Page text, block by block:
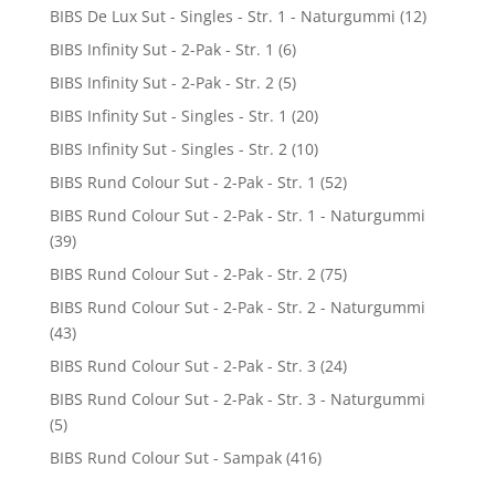
BIBS De Lux Sut - Singles - Str. 1 - Naturgummi (12)
BIBS Infinity Sut - 2-Pak - Str. 1 (6)
BIBS Infinity Sut - 2-Pak - Str. 2 (5)
BIBS Infinity Sut - Singles - Str. 1 (20)
BIBS Infinity Sut - Singles - Str. 2 (10)
BIBS Rund Colour Sut - 2-Pak - Str. 1 (52)
BIBS Rund Colour Sut - 2-Pak - Str. 1 - Naturgummi
(39)
BIBS Rund Colour Sut - 2-Pak - Str. 2 (75)
BIBS Rund Colour Sut - 2-Pak - Str. 2 - Naturgummi
(43)
BIBS Rund Colour Sut - 2-Pak - Str. 3 (24)
BIBS Rund Colour Sut - 2-Pak - Str. 3 - Naturgummi
(5)
BIBS Rund Colour Sut - Sampak (416)